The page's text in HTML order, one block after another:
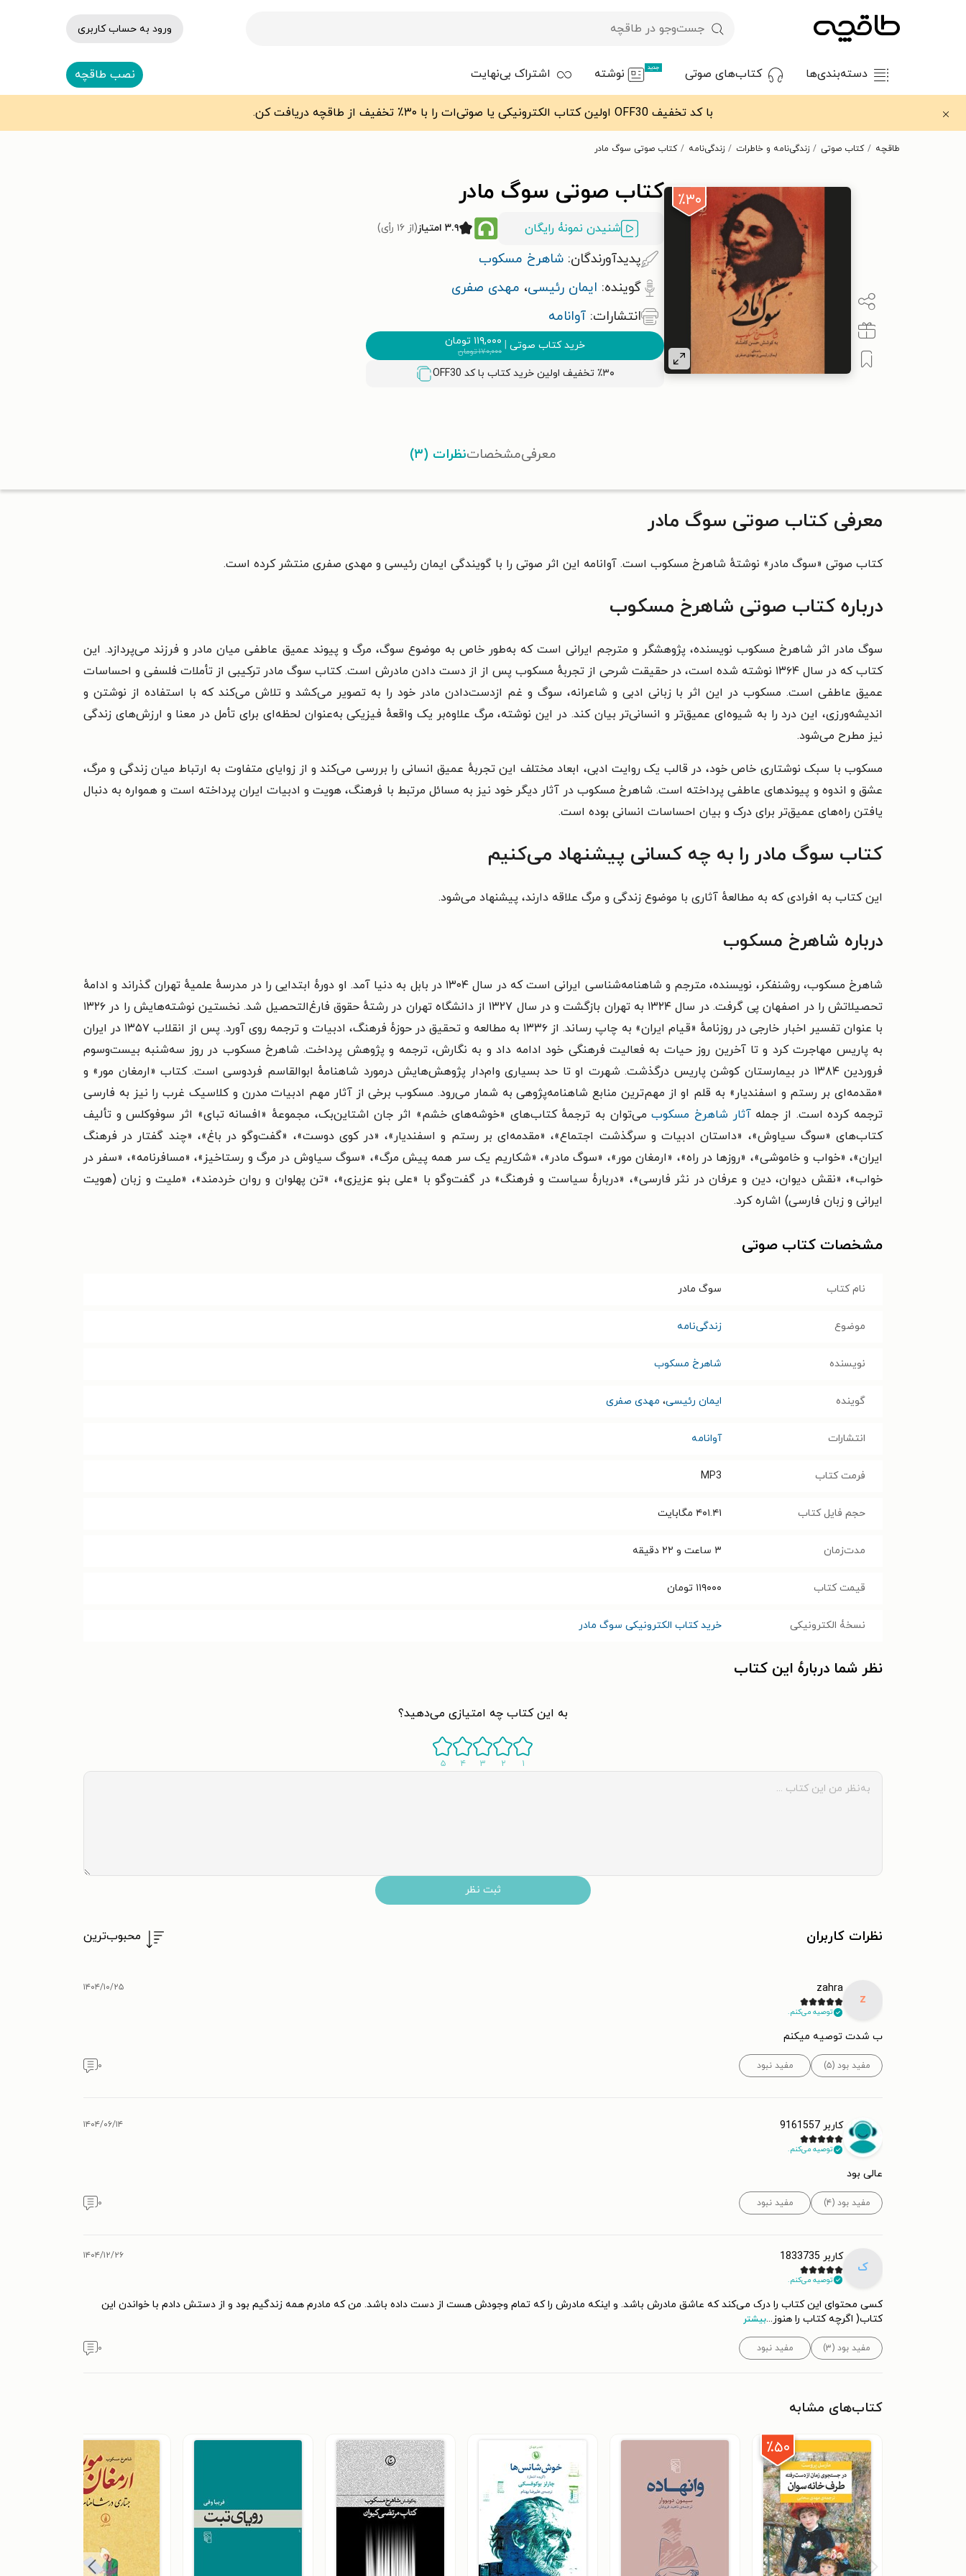
ورود به حساب کاربری
دسته‌بندی‌ها کتاب‌های صوتی جدید نوشته اشتراک بی‌نهایت نصب طاقچه
با کد تخفیف OFF30 اولین کتاب الکترونیکی یا صوتی‌ات را با ۳۰٪ تخفیف از طاقچه دریافت کن.
طاقچه کتاب صوتی زندگی‌نامه و خاطرات زندگی‌نامه کتاب صوتی سوگ مادر
٪۳۰ کتاب صوتی سوگ مادر
شنیدن نمونۀ رایگان ۳.۹ امتیاز (از ۱۶ رأی)
پدیدآورندگان: شاهرخ مسکوب
گوینده: ایمان رئیسی، مهدی صفری
انتشارات: آوانامه
خرید کتاب صوتی | ۱۱۹,۰۰۰ تومان
۱۷۰,۰۰۰تومان
٪۳۰ تخفیف اولین خرید کتاب با کد OFF30
معرفیمشخصاتنظرات (۳)
معرفی کتاب صوتی سوگ مادر
کتاب صوتی «سوگ مادر» نوشته‌ٔ شاهرخ مسکوب است. آوانامه این اثر صوتی را با گویندگی ایمان رئیسی و مهدی صفری منتشر کرده است.
درباره کتاب صوتی شاهرخ مسکوب
سوگ مادر اثر شاهرخ مسکوب نویسنده، پژوهشگر و مترجم ایرانی است که به‌طور خاص به موضوع سوگ، مرگ و پیوند عمیق عاطفی میان مادر و فرزند می‌پردازد. این
کتاب که در سال ۱۳۶۴ نوشته شده است، در حقیقت شرحی از تجربه‌ٔ مسکوب پس از از دست دادن مادرش است. کتاب سوگ مادر ترکیبی از تأملات فلسفی و احساسات
عمیق عاطفی است. مسکوب در این اثر با زبانی ادبی و شاعرانه، سوگ و غم ازدست‌دادن مادر خود را به تصویر می‌کشد و تلاش می‌کند که با استفاده از نوشتن و
اندیشه‌ورزی، این درد را به شیوه‌ای عمیق‌تر و انسانی‌تر بیان کند. در این نوشته، مرگ علاوه‌بر یک واقعه‌ٔ فیزیکی به‌عنوان لحظه‌ای برای تأمل در معنا و ارزش‌های زندگی
نیز مطرح می‌شود.
مسکوب با سبک نوشتاری خاص خود، در قالب یک روایت ادبی، ابعاد مختلف این تجربه‌ٔ عمیق انسانی را بررسی می‌کند و از زوایای متفاوت به ارتباط میان زندگی و مرگ،
عشق و اندوه و پیوند‌های عاطفی پرداخته است. شاهرخ مسکوب در آثار دیگر خود نیز به مسائل مرتبط با فرهنگ، هویت و ادبیات ایران پرداخته است و همواره به دنبال
یافتن راه‌های عمیق‌تر برای درک و بیان احساسات انسانی بوده است.
کتاب سوگ مادر را به چه کسانی پیشنهاد می‌کنیم
این کتاب به افرادی که به مطالعهٔ آثاری با موضوع زندگی و مرگ علاقه دارند، پیشنهاد می‌شود.
درباره شاهرخ مسکوب
شاهرخ مسکوب، روشنفکر، نویسنده، مترجم و شاهنامه‌شناسی ایرانی است که در سال ۱۳۰۴ در بابل به دنیا آمد. او دورهٔ ابتدایی را در مدرسهٔ علمیهٔ تهران گذراند و ادامهٔ
تحصیلاتش را در اصفهان پی گرفت. در سال ۱۳۲۴ به تهران بازگشت و در سال ۱۳۲۷ از دانشگاه تهران در رشتهٔ حقوق فارغ‌التحصیل شد. نخستین نوشته‌هایش را در ۱۳۲۶
با عنوان تفسیر اخبار خارجی در روزنامهٔ «قیام ایران» به چاپ رساند. از ۱۳۳۶ به مطالعه و تحقیق در حوزهٔ فرهنگ، ادبیات و ترجمه روی آورد. پس از انقلاب ۱۳۵۷ در ایران
به پاریس مهاجرت کرد و تا آخرین روز حیات به فعالیت فرهنگی خود ادامه داد و به نگارش، ترجمه و پژوهش پرداخت. شاهرخ مسکوب در روز سه‌شنبه بیست‌وسوم
فروردین ۱۳۸۴ در بیمارستان کوشن پاریس درگذشت. شهرت او تا حد بسیاری وام‌دار پژوهش‌هایش درمورد شاهنامهٔ ابوالقاسم فردوسی است. کتاب «ارمغان مور» و
«مقدمه‌ای بر رستم و اسفندیار» به قلم او از مهم‌ترین منابع شاهنامه‌پژوهی به شمار می‌رود. مسکوب برخی از آثار مهم ادبیات مدرن و کلاسیک غرب را نیز به فارسی
ترجمه کرده است. از جملهآثار شاهرخ مسکوبمی‌توان به ترجمهٔ کتاب‌های «خوشه‌های خشم» اثر جان اشتاین‌بک، مجموعهٔ «افسانه تبای» اثر سوفوکلس و تألیف
کتاب‌های «سوگ سیاوش»، «داستان ادبیات و سرگذشت اجتماع»، «مقدمه‌ای بر رستم و اسفندیار»، «در کوی دوست»، «گفت‌وگو در باغ»، «چند گفتار در فرهنگ
ایران»، «خواب و خاموشی»، «روزها در راه»، «ارمغان مور»، «سوگ مادر»، «شکاریم یک سر همه پیش مرگ»، «سوگ سیاوش در مرگ و رستاخیز»، «مسافرنامه»، «سفر در
خواب»، «نقش دیوان، دین و عرفان در نثر فارسی»، «دربارهٔ سیاست و فرهنگ» در گفت‌وگو با «علی بنو عزیزی»، «تن پهلوان و روان خردمند»، «ملیت و زبان (هویت
ایرانی و زبان فارسی) اشاره کرد.
مشخصات کتاب صوتی
نام کتاب سوگ مادر
موضوع زندگی‌نامه
نویسنده شاهرخ مسکوب
گوینده ایمان رئیسی، مهدی صفری
انتشارات آوانامه
فرمت کتاب MP3
حجم فایل کتاب ۴۰۱.۴۱ مگابایت
مدت‌زمان ۳ ساعت و ۲۲ دقیقه
قیمت کتاب ۱۱۹۰۰۰ تومان
نسخۀ الکترونیکی خرید کتاب الکترونیکی سوگ مادر
نظر شما دربارهٔ این کتاب
به این کتاب چه امتیازی می‌دهید؟
۱ ۲ ۳ ۴ ۵
ثبت نظر
نظرات کاربران محبوب‌ترین
z
zahra
توصیه می‌کنم.
۱۴۰۴/۱۰/۲۵
ب شدت توصیه میکنم
مفید بود (۵) مفید نبود ۰
کاربر 9161557
توصیه می‌کنم.
۱۴۰۴/۰۶/۱۴
عالی بود
مفید بود (۴) مفید نبود ۰
ک
کاربر 1833735
توصیه می‌کنم.
۱۴۰۴/۱۲/۲۶
کسی محتوای این کتاب را درک می‌کند که عاشق مادرش باشد. و اینکه مادرش را که تمام وجودش هست از دست داده باشد. من که مادرم همه زندگیم بود و از دستش دادم با خواندن این
کتاب( اگرچه کتاب را هنوز ...بیشتر
مفید بود (۳) مفید نبود ۰
کتاب‌های مشابه
٪۵۰